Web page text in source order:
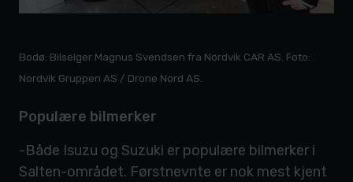
Bodø: Bilselger Magnus Svendsen fra Nordvik CAR AS. Foto:
Nordvik Gruppen AS / Drone Nord AS.
Populære bilmerker
-Både Isuzu og Suzuki er populære bilmerker i
Salten-området. Førstnevnte er nok mest kjent